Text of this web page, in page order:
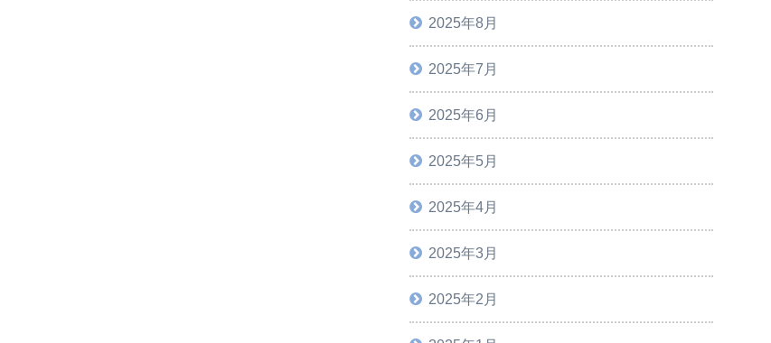
2025年8月
2025年7月
2025年6月
2025年5月
2025年4月
2025年3月
2025年2月